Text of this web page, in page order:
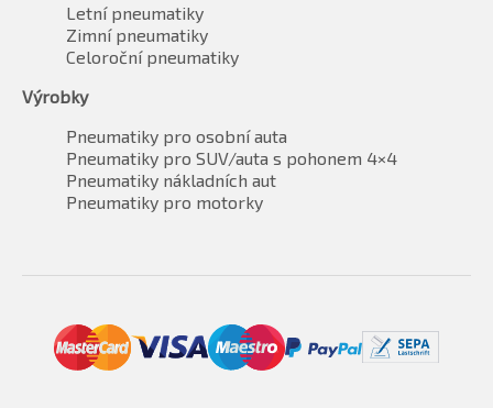
Letní pneumatiky
Zimní pneumatiky
Celoroční pneumatiky
Výrobky
Pneumatiky pro osobní auta
Pneumatiky pro SUV/auta s pohonem 4×4
Pneumatiky nákladních aut
Pneumatiky pro motorky